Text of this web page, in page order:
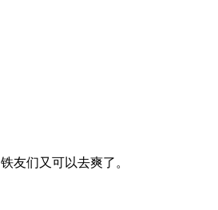
友们又可以去爽了。